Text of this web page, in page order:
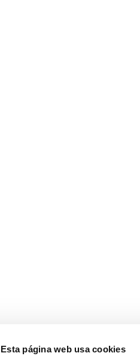
Esta página web usa cookies